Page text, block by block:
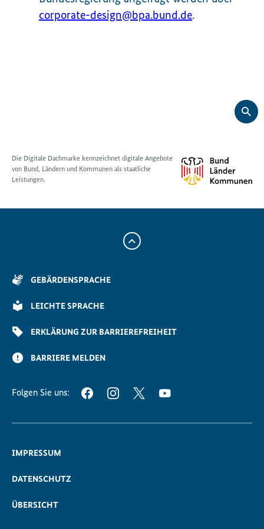
corporate-design@bpa.bund.de.
Die Digitale Dachmarke kennzeichnet digitale Angebote
von Bund, Ländern und Kommunen als staatliche
Leistungen.
Zum
GEBÄRDENSPRACHE
LEICHTE SPRACHE
ERKLÄRUNG ZUR BARRIEREFREIHEIT
BARRIERE MELDEN
Folgen Sie uns: FACEBOOKINSTAGRAM
TWITTERYOUTUBE
IMPRESSUM
DATENSCHUTZ
ÜBERSICHT